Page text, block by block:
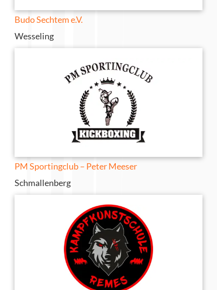
Budo Sechtem e.V.
Wesseling
PM Sportingclub – Peter Meeser
Schmallenberg